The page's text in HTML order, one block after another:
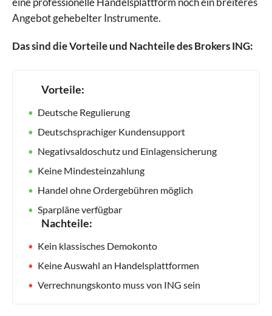
Angebot gehebelter Instrumente.
Das sind die Vorteile und Nachteile des Brokers ING:
Vorteile:
Deutsche Regulierung
Deutschsprachiger Kundensupport
Negativsaldoschutz und Einlagensicherung
Keine Mindesteinzahlung
Handel ohne Ordergebühren möglich
Sparpläne verfügbar
Nachteile:
Kein klassisches Demokonto
Keine Auswahl an Handelsplattformen
Verrechnungskonto muss von ING sein